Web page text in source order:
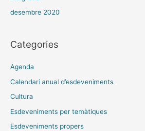
desembre 2020
Categories
Agenda
Calendari anual d’esdeveniments
Cultura
Esdeveniments per temàtiques
Esdeveniments propers